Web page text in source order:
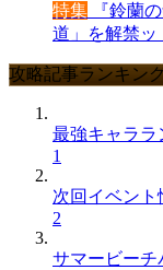
特集 『鈴蘭
道」を解禁ッ
攻略記事ランキン
最強キャララ
1
次回イベント
2
サマービーチ